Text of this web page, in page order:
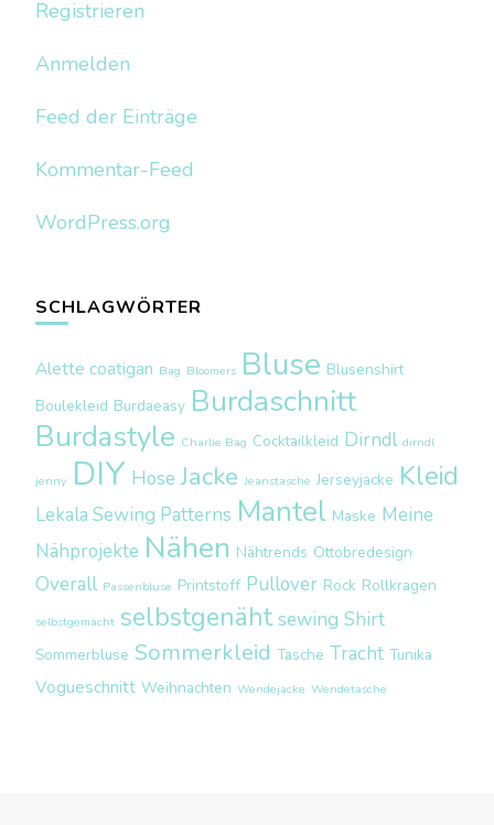
Registrieren
Anmelden
Feed der Einträge
Kommentar-Feed
WordPress.org
SCHLAGWÖRTER
Alette coatigan Bag Bloomers Bluse Blusenshirt
Boulekleid Burdaeasy Burdaschnitt
Burdastyle Charlie Bag Cocktailkleid Dirndl dirndl
jenny DIY Hose Jacke Jeanstasche Jerseyjacke Kleid
Lekala Sewing Patterns Mantel Maske Meine
Nähprojekte Nähen Nähtrends Ottobredesign
Overall Passenbluse Printstoff Pullover Rock Rollkragen
selbstgemacht selbstgenäht sewing Shirt
Sommerbluse Sommerkleid Tasche Tracht Tunika
Vogueschnitt Weihnachten Wendejacke Wendetasche